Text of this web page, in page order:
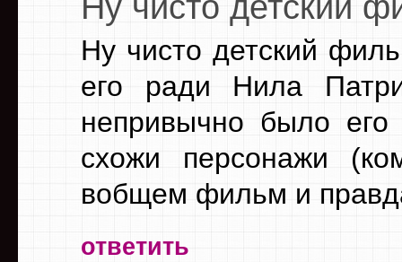
Ну чисто детский
его ради Нила
непривычно было
схожи персонажи
вобщем фильм и
ответить